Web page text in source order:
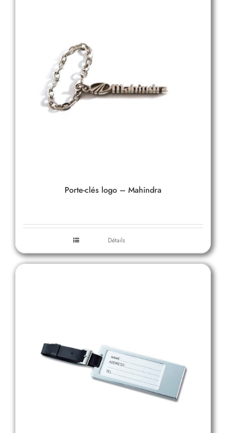
Porte-clés logo – Mahindra
Détails